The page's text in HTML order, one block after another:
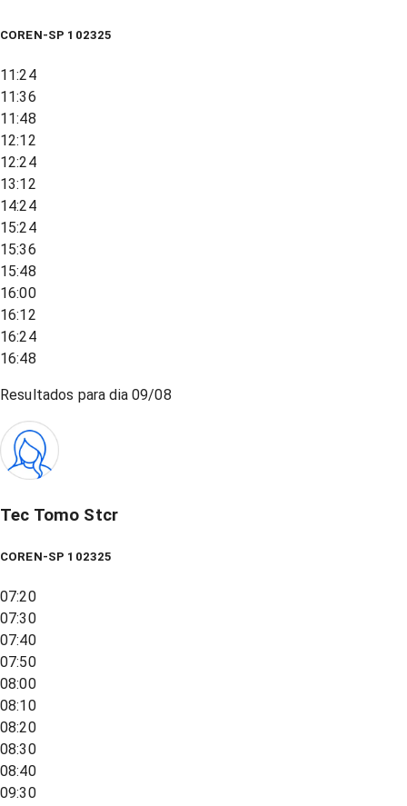
COREN-SP 102325
11:24
11:36
11:48
12:12
12:24
13:12
14:24
15:24
15:36
15:48
16:00
16:12
16:24
16:48
Resultados para dia09/08
Tec Tomo Stcr
COREN-SP 102325
07:20
07:30
07:40
07:50
08:00
08:10
08:20
08:30
08:40
09:30